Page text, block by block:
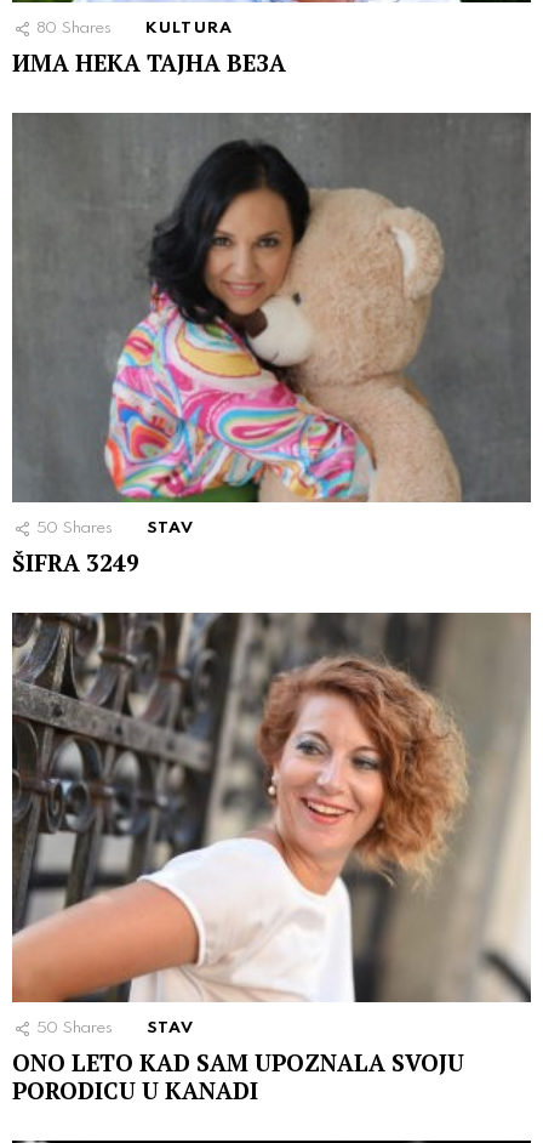
80 Shares KULTURA
ИМА НЕКА ТАЈНА ВЕЗА
50 Shares STAV
ŠIFRA 3249
50 Shares STAV
ONO LETO KAD SAM UPOZNALA SVOJU
PORODICU U KANADI